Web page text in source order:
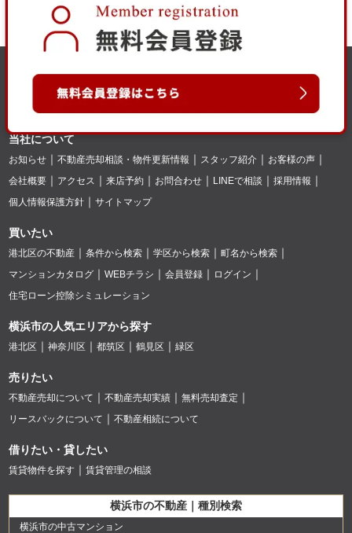
当社について
お知らせ 不動産売却相談・物件更新情報 スタッフ紹介
お客様の声
会社概要
アクセス 来店予約 お問合わせ LINEで相談
採用情報
個人情報保護方針
サイトマップ
買いたい
港北区の不動産 条件から検索 学区から検索
町名から検索
マンションカタログ
WEBチラシ 会員登録
ログイン
住宅ローン控除シミュレーション
横浜市の人気エリアから探す
港北区 神奈川区 都筑区 鶴見区 緑区
売りたい
不動産売却について 不動産売却実績
無料売却査定
リースバックについて
不動産相続について
借りたい・貸したい
賃貸物件を探す 賃貸管理の相談
横浜市の不動産｜種別検索
横浜市の中古マンション